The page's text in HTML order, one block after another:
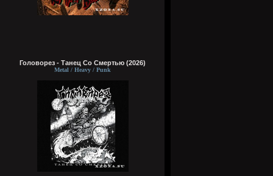
Головорез - Tанец Со Смертью (2026)
Metal / Heavy / Punk